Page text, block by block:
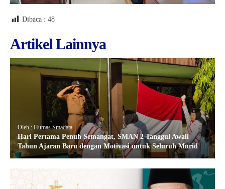
Dibaca : 48
Artikel Lainnya
Oleh : Humas Smadata
Hari Pertama Penuh Semangat, SMAN 2 Tanggul Awali
Tahun Ajaran Baru dengan Motivasi untuk Seluruh Murid